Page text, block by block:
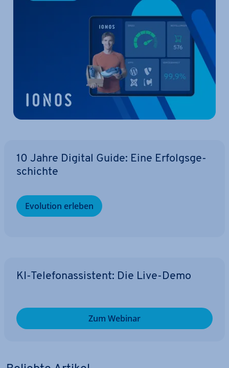
10 Jahre Digital Guide: Eine Er­folgs­ge­
schich­te
Evolution erleben
KI-Te­le­fon­as­sis­tent: Die Live-Demo
Zum Webinar